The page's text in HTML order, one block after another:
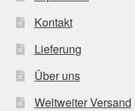
Kontakt
Lieferung
Über uns
Weltweiter Versand